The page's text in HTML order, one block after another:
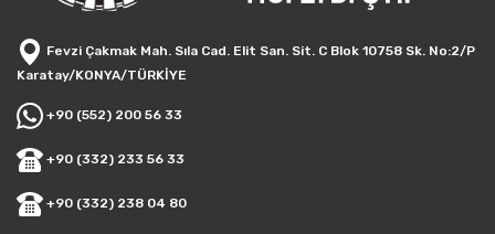
Fevzi Çakmak Mah. Sıla Cad. Elit San. Sit. C Blok 10758 Sk. No:2/P
Karatay/KONYA/TÜRKİYE
+90 (552) 200 56 33
+90 (332) 233 56 33
+90 (332) 238 04 80